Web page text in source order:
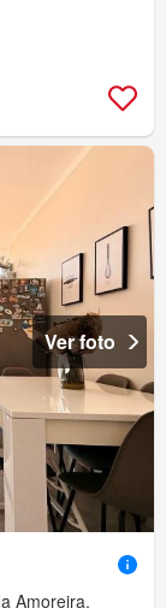
Ver foto
Amoreira,